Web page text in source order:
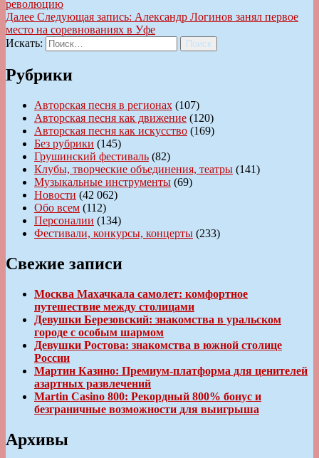
революцию
Далее Следующая запись: Александр Логинов занял первое
место на соревнованиях в Уфе
Искать:
Поиск
Рубрики
Авторская песня в регионах (107)
Авторская песня как движение (120)
Авторская песня как искусство (169)
Без рубрики (145)
Грушинский фестиваль (82)
Клубы, творческие объединения, театры (141)
Музыкальные инструменты (69)
Новости (42 062)
Обо всем (112)
Персоналии (134)
Фестивали, конкурсы, концерты (233)
Свежие записи
Москва Махачкала самолет: комфортное
путешествие между столицами
Девушки Березовский: знакомства в уральском
городе с особым шармом
Девушки Ростова: знакомства в южной столице
России
Мартин Казино: Премиум-платформа для ценителей
азартных развлечений
Martin Casino 800: Рекордный 800% бонус и
безграничные возможности для выигрыша
Архивы